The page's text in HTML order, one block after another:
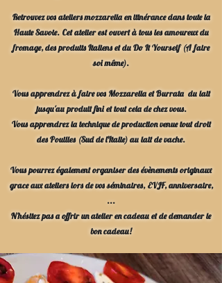
Retrouvez vos ateliers mozzarella en itinérance dans toute la
Haute Savoie. Cet atelier est ouvert à tous les amoureux du
fromage, des produits Italiens et du Do It Yourself (A faire
soi même).
Vous apprendrez à faire vos Mozzarella et Burrata du lait
jusqu'au produit fini et tout cela de chez vous.
Vous apprendrez la technique de production venue tout droit
des Pouilles (Sud de l'Italie) aulait de vache.
Vous pourrez également organiser des évènements originaux
grace aux ateliers lors de vos séminaires, EVJF, anniversaire,
...
N'hésitez pas a offrir un atelier en cadeau et de demander le
bon cadeau!